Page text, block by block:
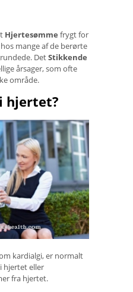
Hjertesømme frygt for
mange af de berørte
DetStikkende
årsager, som ofte
område.
hjertet?
kardialgi, er normalt
hjertet eller
fra hjertet.